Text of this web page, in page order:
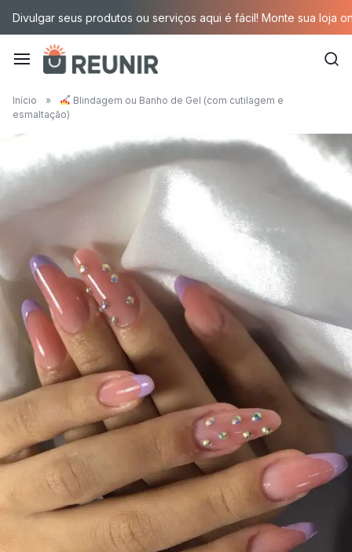
conteúdo
Divulgar seus produtos ou serviços aqui é fácil! Monte sua loja
a
tecnologia
oportunizando
trabalho
decente
para
quem
mais
precisa!
Início »
Blindagem ou Banho de Gel (com cutilagem e
esmaltação)